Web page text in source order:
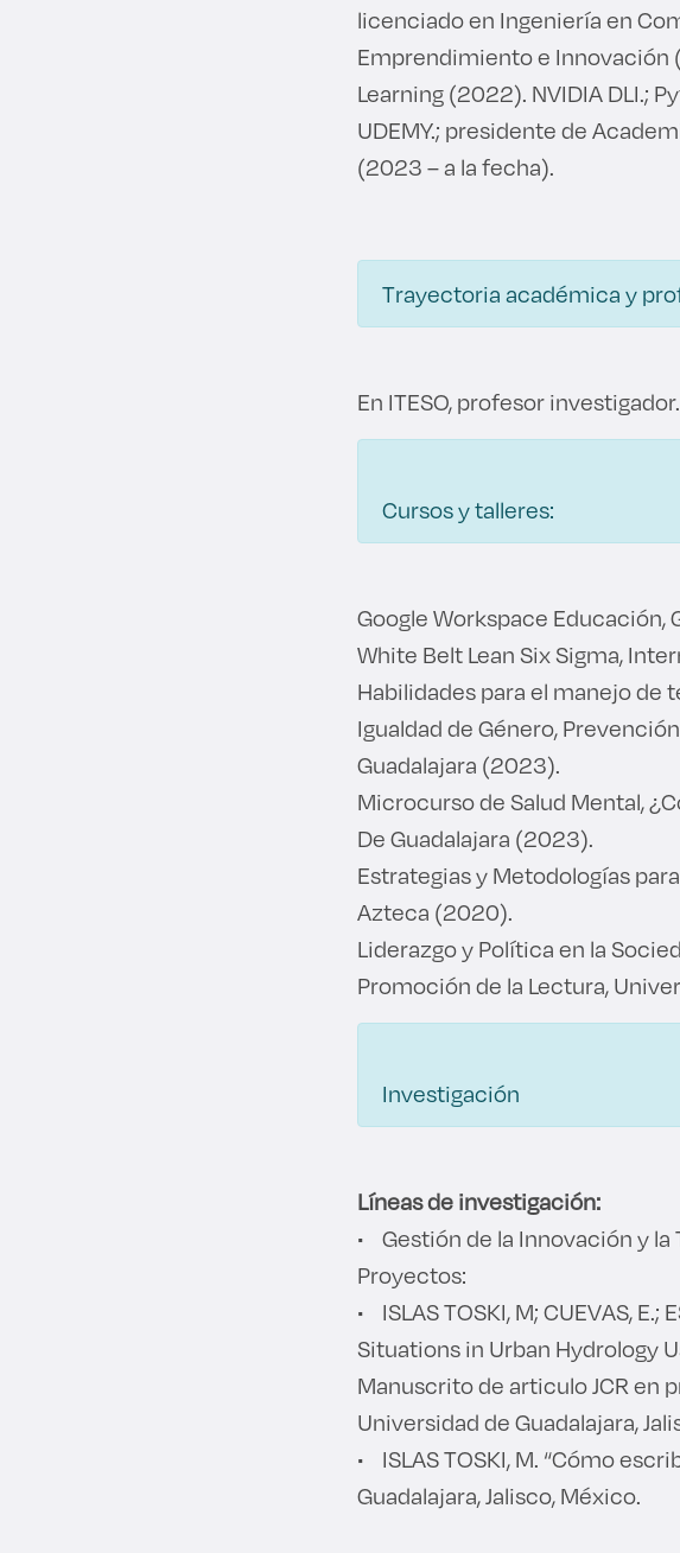
licenciado en Ingeniería en
Emprendimiento e Innovación
Learning (2022). NVIDIA DLI.;
UDEMY.; presidente de
(2023 – a la fecha).
Trayectoria académica y
En ITESO, profesor investigador.
Cursos y talleres:
Google Workspace Educación,
White Belt Lean Six Sigma,
Habilidades para el manejo de
Igualdad de Género,
Guadalajara (2023).
Microcurso de Salud Mental,
De Guadalajara (2023).
Estrategias y Metodologías
Azteca (2020).
Liderazgo y Política en la
Promoción de la Lectura,
Investigación
Líneas de investigación:
• Gestión de la Innovación y la
Proyectos:
• ISLAS TOSKI, M; CUEVAS, E.;
Situations in Urban Hydrology
Manuscrito de articulo JCR en
Universidad de Guadalajara,
• ISLAS TOSKI, M. “Cómo
Guadalajara, Jalisco, México.